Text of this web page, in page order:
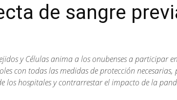
de sangre
y Células anima a los onubenses a participar
con todas las medidas de protección
los hospitales y contrarrestar el impacto de la